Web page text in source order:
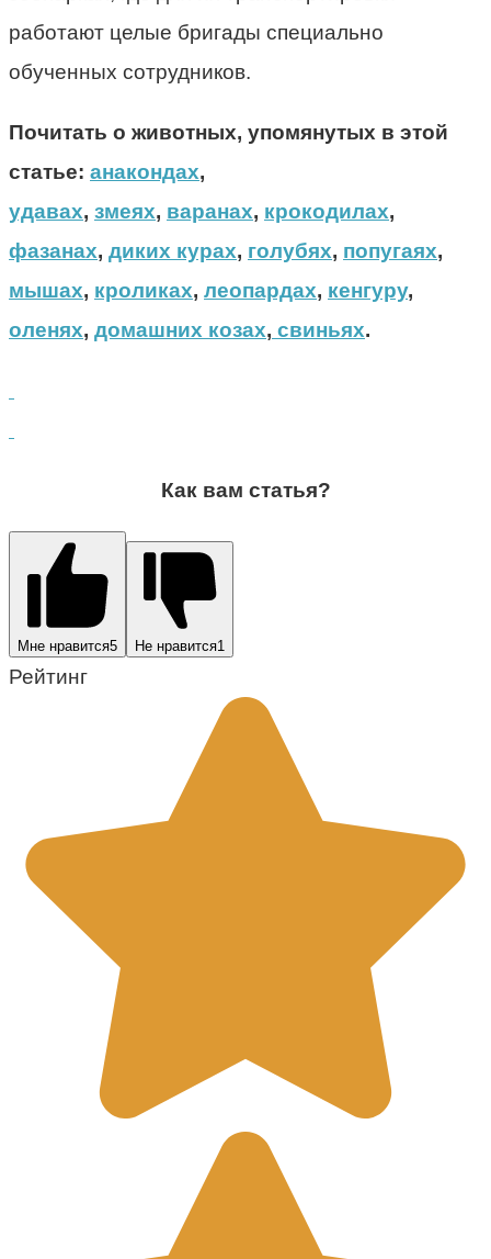
работают целые бригады специально
обученных сотрудников.
Почитать о животных, упомянутых в этой
статье: анакондах,
удавах, змеях, варанах, крокодилах,
фазанах, диких курах, голубях, попугаях,
мышах, кроликах, леопардах, кенгуру,
оленях, домашних козах, свиньях.
Как вам статья?
Мне нравится5 Не нравится1
Рейтинг